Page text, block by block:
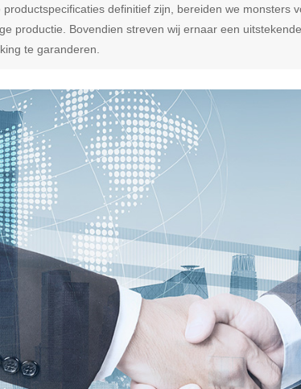
definitief zijn, bereiden we
productie. Bovendien streven wij ernaar een
te garanderen.